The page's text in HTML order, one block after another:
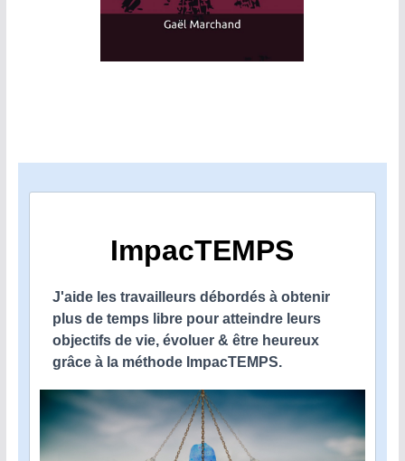
ImpacTEMPS
J'aide les travailleurs débordés à obtenir
plus de temps libre pour atteindre leurs
objectifs de vie, évoluer & être heureux
grâce à la méthode ImpacTEMPS.